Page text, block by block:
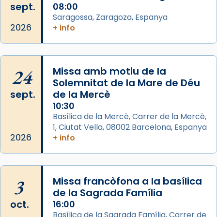
View on Facebook
Arquebisbat de Barcelona
Jaume, fill de Zebedeu, és juntament amb el
seu germà Joan i Pere un dels que
acompanyava més de prop Jesús.
Segons el llibre dels Fets (12,2) fou el primer
apòstol màrtir, decapitat a Jerusalem per
Herodes Agripa (vers l'any 44).
Regnes castellans i més tard de tota
Espanya.
El seu sepulcre a Compostela fou un g
sept.
2026
08:00
Saragossa, Zaragoza, Espanya
+ info
24
sept.
2026
Missa amb motiu de la
Solemnitat de la Mare de Déu
de la Mercè
10:30
Basílica de la Mercè, Carrer de la Mercè,
1, Ciutat Vella, 08002 Barcelona, Espanya
+ info
3
oct.
Missa francòfona a la basílica
de la Sagrada Família
16:00